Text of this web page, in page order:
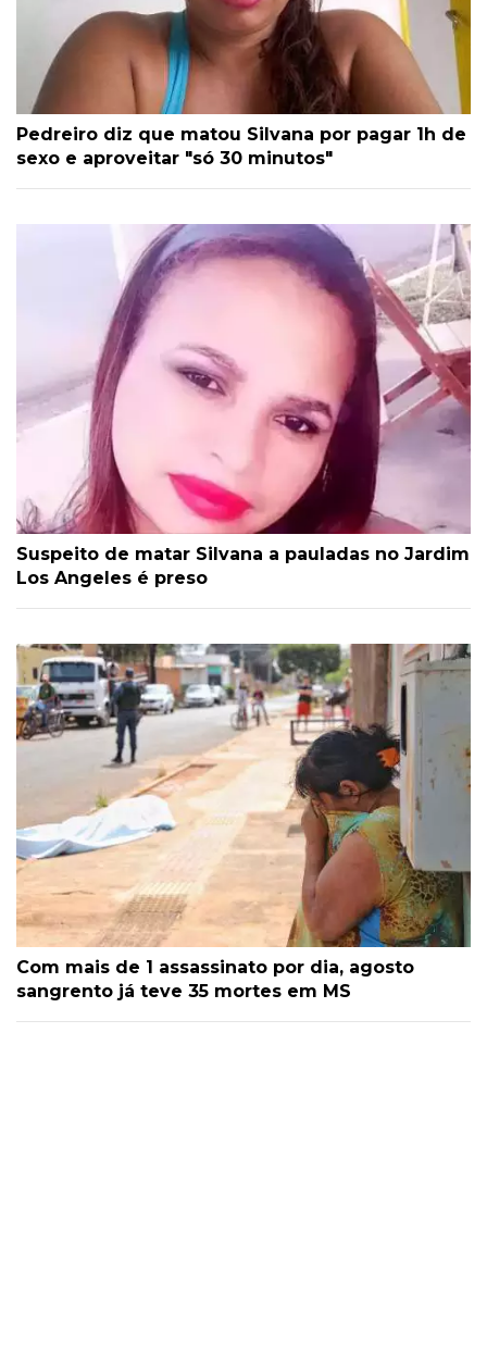
Pedreiro diz que matou Silvana por pagar 1h de
sexo e aproveitar "só 30 minutos"
Suspeito de matar Silvana a pauladas no Jardim
Los Angeles é preso
Com mais de 1 assassinato por dia, agosto
sangrento já teve 35 mortes em MS